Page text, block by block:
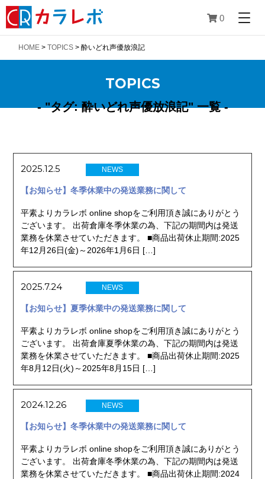
0
HOME >TOPICS >酔いどれ声優放浪記
TOPICS
- "タグ:酔いどれ声優放浪記" 一覧 -
2025.12.5 NEWS
【お知らせ】冬季休業中の発送業務に関して
平素よりカラレボ online shopをご利用頂き誠にありがとう
ございます。 出荷倉庫冬季休業の為、下記の期間内は発送
業務を休業させていただきます。 ■商品出荷休止期間:2025
年12月26日(金)～2026年1月6日 […]
2025.7.24 NEWS
【お知らせ】夏季休業中の発送業務に関して
平素よりカラレボ online shopをご利用頂き誠にありがとう
ございます。 出荷倉庫夏季休業の為、下記の期間内は発送
業務を休業させていただきます。 ■商品出荷休止期間:2025
年8月12日(火)～2025年8月15日 […]
2024.12.26 NEWS
【お知らせ】冬季休業中の発送業務に関して
平素よりカラレボ online shopをご利用頂き誠にありがとう
ございます。 出荷倉庫冬季休業の為、下記の期間内は発送
業務を休業させていただきます。 ■商品出荷休止期間:2024